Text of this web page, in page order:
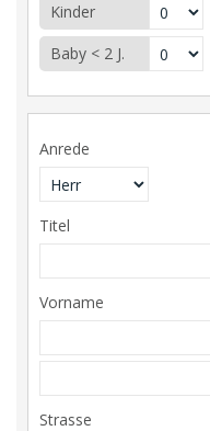
Kinder
Baby < 2 J.
Anrede
Titel
Vorname
Strasse